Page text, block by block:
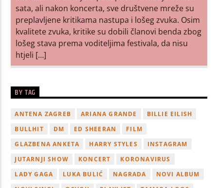
sata, ali nakon koncerta, sve društvene mreže su
preplavljene kritikama nastupa i lošeg zvuka. Osim
kvalitete zvuka, kritike su dobili članovi benda zbog
lošeg stava prema voditeljima festivala, da nisu
htjeli […]
BY TAG
ANTENA ZAGREB ARIANA GRANDE
BILLIE EILISH
BULLHIT
DM ED SHEERAN
FILM
GLAZBENA ANKETA
HARRY STYLES
INSTAGRAM
JUTARNJI SHOW
KONCERT
KORONAVIRUS
LADY GAGA
LUKA BULIĆ NAGRADA
NOVI ALBUM